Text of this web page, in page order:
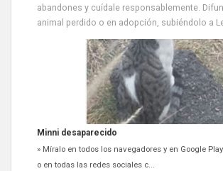
abandones y cuídale responsablemente.
animal perdido o en adopción, subiéndolo a
Siami Perdida
Se llama Siami,es hembra de 4 años,esterilizada
oreja,cariñosa,mimosa pero miedosa,e...